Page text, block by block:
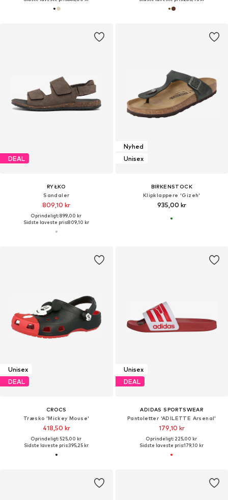
DEAL
RYŁKO
Sandaler
809,10 kr
Oprindeligt: 899,00 kr
Sidste laveste pris:809,10 kr
Nyhed
Unisex
BIRKENSTOCK
Klipklappere 'Gizeh'
935,00 kr
Unisex
DEAL
CROCS
Træsko 'Mickey Mouse'
418,50 kr
Oprindeligt: 525,00 kr
Sidste laveste pris:395,25 kr
Unisex
DEAL
ADIDAS SPORTSWEAR
Pantoletter 'ADILETTE Arsenal'
179,10 kr
Oprindeligt: 225,00 kr
Sidste laveste pris:179,10 kr